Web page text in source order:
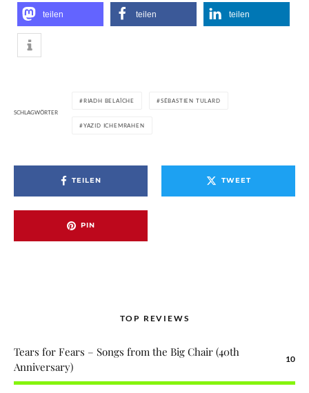
teilen teilen teilen
SCHLAGWÖRTER
RIADH BELAÏCHE SÉBASTIEN TULARD
YAZID ICHEMRAHEN
TEILEN TWEET
PIN
TOP REVIEWS
Tears for Fears – Songs from the Big Chair (40th
Anniversary)
10